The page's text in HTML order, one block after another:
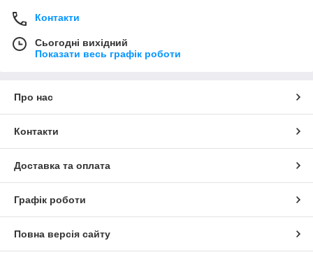
Контакти
Сьогодні вихідний
Показати весь графік роботи
Про нас
Контакти
Доставка та оплата
Графік роботи
Повна версія сайту